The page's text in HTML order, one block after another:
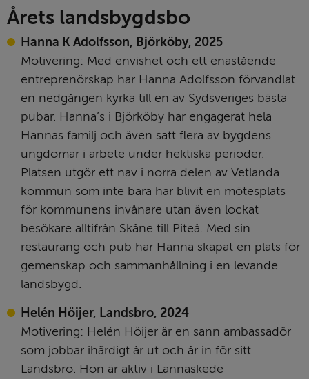
Årets landsbygdsbo
Hanna K Adolfsson, Björköby, 2025
Motivering: Med envishet och ett enastående
entreprenörskap har Hanna Adolfsson förvandlat
en nedgången kyrka till en av Sydsveriges bästa
pubar. Hanna’s i Björköby har engagerat hela
Hannas familj och även satt flera av bygdens
ungdomar i arbete under hektiska perioder.
Platsen utgör ett nav i norra delen av Vetlanda
kommun som inte bara har blivit en mötesplats
för kommunens invånare utan även lockat
besökare alltifrån Skåne till Piteå. Med sin
restaurang och pub har Hanna skapat en plats för
gemenskap och sammanhållning i en levande
landsbygd.
Helén Höijer, Landsbro, 2024
Motivering: Helén Höijer är en sann ambassadör
som jobbar ihärdigt år ut och år in för sitt
Landsbro. Hon är aktiv i Lannaskede